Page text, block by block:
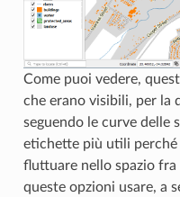
Come puoi vedere,
che erano visibili, per la
seguendo le curve delle
etichette più utili perché
fluttuare nello spazio
queste opzioni usare, a